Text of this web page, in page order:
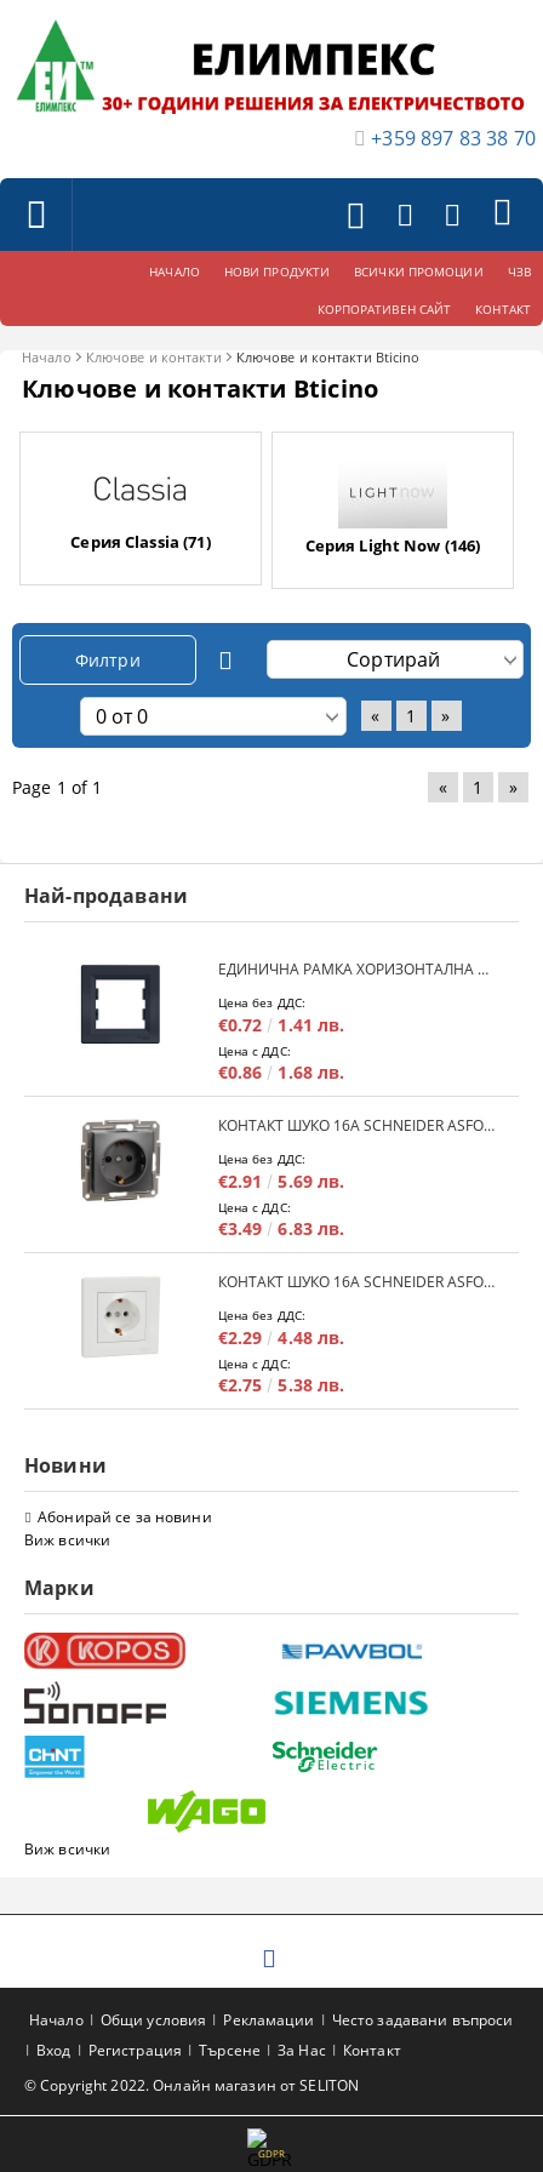
+359 897 83 38 70
НАЧАЛО НОВИ ПРОДУКТИ ВСИЧКИ ПРОМОЦИИ ЧЗВ
КОРПОРАТИВЕН САЙТ КОНТАКТ
Начало Ключове и контакти Ключове и контакти Bticino
Ключове и контакти Bticino
Серия Classia (71) Серия Light Now (146)
Филтри
« 1 »
Page 1 of 1 « 1 »
Най-продавани
ЕДИНИЧНА РАМКА ХОРИЗОНТАЛНА SCHNEIDER ASFORA EPH5800171 - АНТРАЦИТ
Цена без ДДС:
€0.72 1.41 лв.
Цена с ДДС:
€0.86 1.68 лв.
КОНТАКТ ШУКО 16A SCHNEIDER ASFORA EPH2900171 - АНРАЦИТ
Цена без ДДС:
€2.91 5.69 лв.
Цена с ДДС:
€3.49 6.83 лв.
КОНТАКТ ШУКО 16A SCHNEIDER ASFORA EPH2900121 - БЯЛ
Цена без ДДС:
€2.29 4.48 лв.
Цена с ДДС:
€2.75 5.38 лв.
Новини
Абонирай се за новини
Виж всички
Марки
Виж всички
© Copyright 2022. Онлайн магазин от SELITON
Начало Общи условия Рекламации
Често задавани въпроси
Вход
Регистрация Търсене За Нас Контакт
GDPR